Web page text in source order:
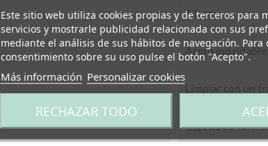
6,5 cm
Acero
Limpiar con un
Caja de cartón
Este sitio web utiliza cookies propias y de terceros para
servicios y mostrarle publicidad relacionada con sus
mediante el análisis de sus hábitos de navegación. Para
consentimiento sobre su uso pulse el botón "Acepto".
Más información Personalizar cookies
RECHAZAR TODO